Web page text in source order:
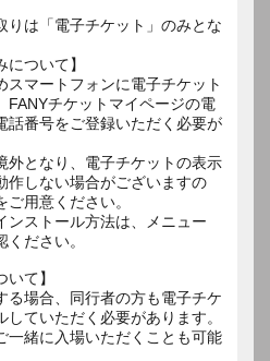
は「電子チケット」のみとな
について】
スマートフォンに電子チケット
FANYチケットマイページの電
話番号をご登録いただく必要が
外となり、電子チケットの表示
作しない場合がございますの
用意ください。
ストール方法は、メニュー
ください。
いて】
る場合、同行者の方も電子チケ
ていただく必要があります。
緒に入場いただくことも可能